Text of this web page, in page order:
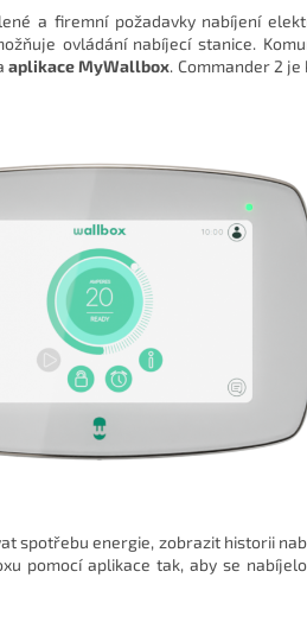
a firemní požadavky nabíjení
ovládání nabíjecí stanice.
aplikace MyWallbox. Commander 2
spotřebu energie, zobrazit historii
pomocí aplikace tak, aby se